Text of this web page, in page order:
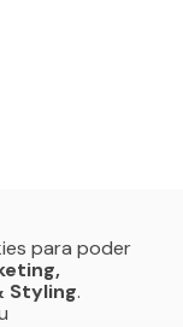
para poder
Styling.